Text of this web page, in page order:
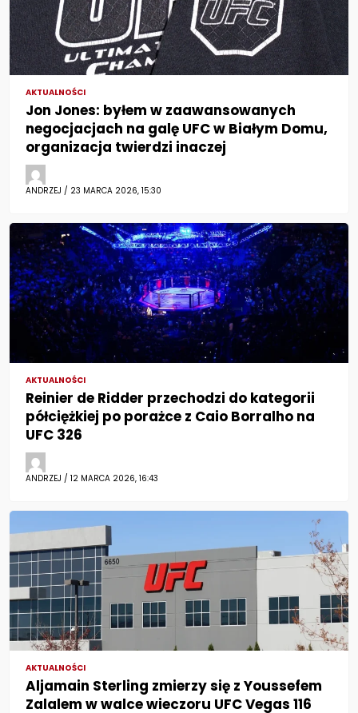
AKTUALNOŚCI
Jon Jones: byłem w zaawansowanych
negocjacjach na galę UFC w Białym Domu,
organizacja twierdzi inaczej
ANDRZEJ / 23 MARCA 2026, 15:30
AKTUALNOŚCI
Reinier de Ridder przechodzi do kategorii
półciężkiej po porażce z Caio Borralho na
UFC 326
ANDRZEJ / 12 MARCA 2026, 16:43
AKTUALNOŚCI
Aljamain Sterling zmierzy się z Youssefem
Zalalem w walce wieczoru UFC Vegas 116